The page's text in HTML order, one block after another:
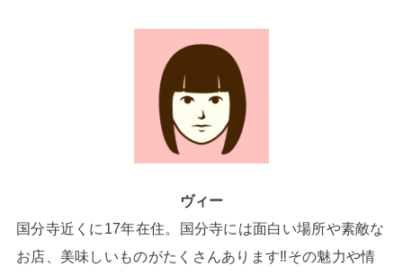
ヴィー
国分寺近くに17年在住。国分寺には面白い場所や素敵な
お店、美味しいものがたくさんあります‼その魅力や情